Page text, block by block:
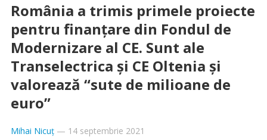
România a trimis primele proiecte
pentru finanțare din Fondul de
Modernizare al CE. Sunt ale
Transelectrica și CE Oltenia și
valorează “sute de milioane de
euro”
Mihai Nicuț— 14 septembrie 2021